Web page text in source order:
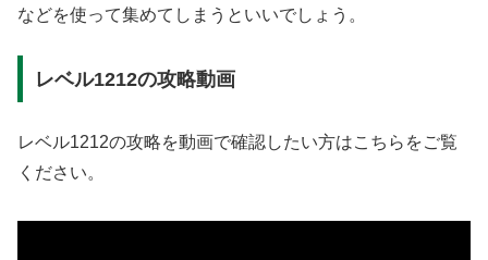
などを使って集めてしまうといいでしょう。
レベル1212の攻略動画
レベル1212の攻略を動画で確認したい方はこちらをご覧
ください。